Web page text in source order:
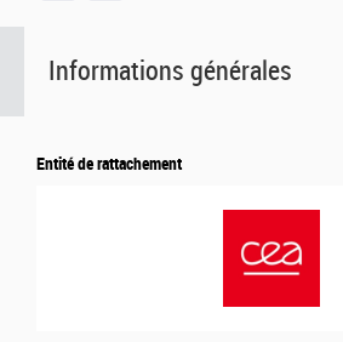
Informations générales
Entité de rattachement